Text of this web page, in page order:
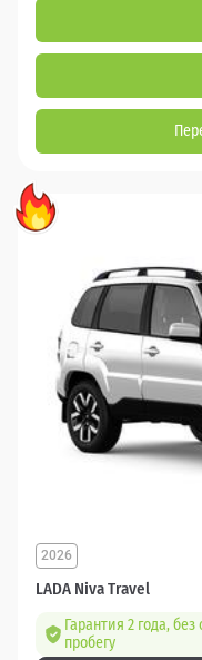
LADA Niva Travel
2026
Гарантия 2 года,
пробегу